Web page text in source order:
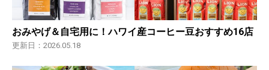
おみやげ＆自宅用に！ハワイ産コーヒー豆おすすめ16店
更新日：2026.05.18